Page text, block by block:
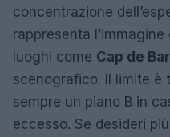
concentrazione
rappresenta
luoghi come Cap de
scenografico. Il limite è
sempre un piano B in
eccesso. Se desideri